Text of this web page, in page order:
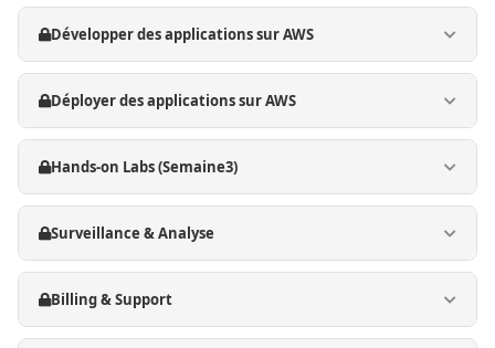
Développer des applications sur AWS
Déployer des applications sur AWS
Hands-on Labs (Semaine3)
Surveillance & Analyse
Billing & Support